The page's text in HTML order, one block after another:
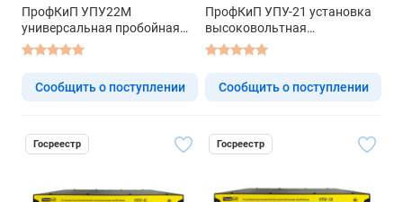
ПрофКиП УПУ22М
универсальная пробойная
установка
Сообщить о поступлении
ПрофКиП УПУ-21 установка
высоковольтная
испытательная пробойная
Сообщить о поступлении
Госреестр Госреестр